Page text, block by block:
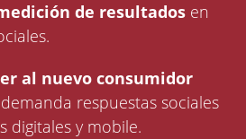
de resultados en
sociales.
al nuevo consumidor
respuestas sociales
digitales y mobile.